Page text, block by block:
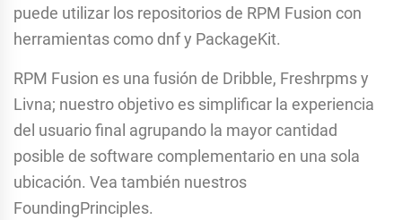
puede utilizar los repositorios de RPM Fusion con
herramientas como dnf y PackageKit.
RPM Fusion es una fusión de Dribble, Freshrpms y
Livna; nuestro objetivo es simplificar la experiencia
del usuario final agrupando la mayor cantidad
posible de software complementario en una sola
ubicación. Vea también nuestros
FoundingPrinciples.